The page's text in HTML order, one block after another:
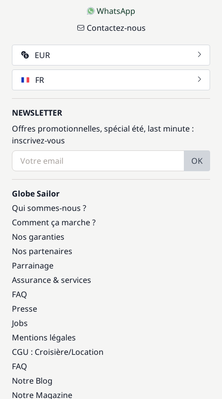
WhatsApp
Contactez-nous
EUR
FR
NEWSLETTER
Offres promotionnelles, spécial été, last minute :
inscrivez-vous
OK
Globe Sailor
Qui sommes-nous ?
Comment ça marche ?
Nos garanties
Nos partenaires
Parrainage
Assurance & services
FAQ
Presse
Jobs
Mentions légales
CGU : Croisière/Location
FAQ
Notre Blog
Notre Magazine